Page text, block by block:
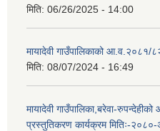
मिति: 06/26/2025 - 14:00
मायादेवी गाउँपालिकाको आ.व.२०८१/
मिति: 08/07/2024 - 16:49
मायादेवी गाउँपालिका,बरेवा-
प्रस्तुतिकरण कार्यक्रम मितिः-